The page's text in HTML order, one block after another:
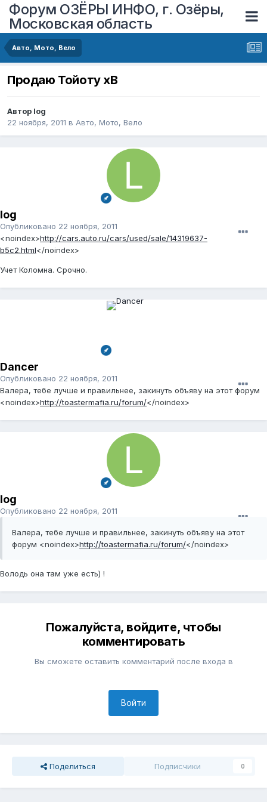
Форум ОЗЁРЫ ИНФО, г. Озёры,
Московская область
Авто, Мото, Вело
Продаю Тойоту хВ
Автор log
22 ноября, 2011 в Авто, Мото, Вело
log
Опубликовано 22 ноября, 2011
<noindex>http://cars.auto.ru/cars/used/sale/14319637-
b5c2.html</noindex>
Учет Коломна. Срочно.
Dancer
Опубликовано 22 ноября, 2011
Валера, тебе лучше и правильнее, закинуть объяву на этот форум
<noindex>http://toastermafia.ru/forum/</noindex>
log
Опубликовано 22 ноября, 2011
Валера, тебе лучше и правильнее, закинуть объяву на этот
форум <noindex>http://toastermafia.ru/forum/</noindex>
Володь она там уже есть) !
Пожалуйста, войдите, чтобы
комментировать
Вы сможете оставить комментарий после входа в
Войти
Поделиться Подписчики 0